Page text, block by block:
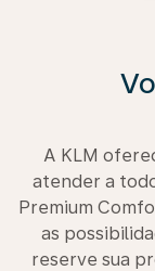
A KLM
atender a
Premium
as
reserve sua